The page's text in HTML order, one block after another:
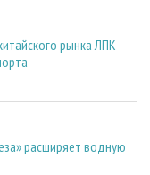
рынка ЛПК
расширяет водную